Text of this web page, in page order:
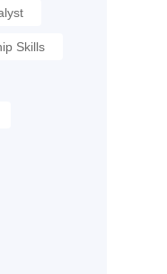
Skills